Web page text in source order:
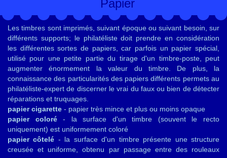
Papier
Les timbres sont imprimés, suivant époque ou suivant besoin, sur
différents supports; le philatéliste doit prendre en considération
les différentes sortes de papiers, car parfois un papier spécial,
utilisé pour une petite partie du tirage d'un timbre-poste, peut
augmenter énormement la valeur du timbre. De plus, la
connaissance des particularités des papiers différents permets au
philatéliste-expert de discerner le vrai du faux ou bien de détecter
réparations et truquages.
papier cigarette - papier très mince et plus ou moins opaque
papier coloré- la surface d'un timbre (souvent le recto
uniquement) est uniformement coloré
papier côtelé - la surface d'un timbre présente une structure
creusée et uniforme, obtenu par passage entre des rouleaux